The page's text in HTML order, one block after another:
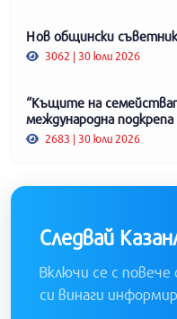
Нов общински
3062 | 30 юли 2026
“Къщите на
международна подкрепа
2683 | 30 юли 2026
Следвай
Включи се с
си винаги